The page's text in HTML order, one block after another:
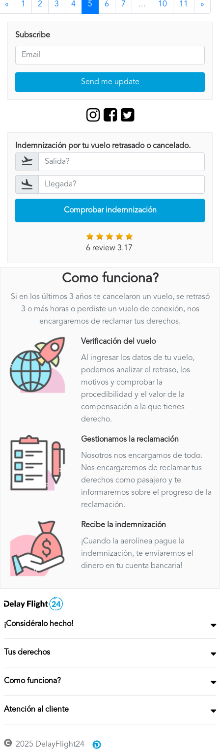
« 1 2 3 4 5 6 7 … 10 11 »
Subscribe
Send me update
Indemnización por tu vuelo retrasado o cancelado.
Comprobar indemnización
6 review 3.17
Como funciona?
Si en los últimos 3 años te cancelaron un vuelo, se retrasó
3 o más horas o perdiste un vuelo de conexión, nos
encargaremos de reclamar tus derechos.
Verificación del vuelo
Al ingresar los datos de tu vuelo,
podemos analizar el retraso, los
motivos y comprobar la
procedibilidad y el valor de la
compensación a la que tienes
derecho.
Gestionamos la reclamación
Nosotros nos encargamos de todo.
Nos encargaremos de reclamar tus
derechos como pasajero y te
informaremos sobre el progreso de la
reclamación.
Recibe la indemnización
¡Cuando la aerolínea pague la
indemnización, te enviaremos el
dinero en tu cuenta bancaria!
¡Considéralo hecho!
Tus derechos
Como funciona?
Atención al cliente
2025 DelayFlight24